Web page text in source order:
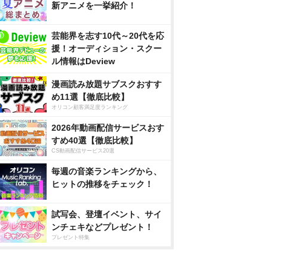
新アニメを一挙紹介！
芸能界を志す10代～20代を応
援！オーディション・スクー
ル情報はDeview
漫画読み放題サブスクおすす
め11選【徹底比較】
オリコン顧客満足度ランキング
2026年動画配信サービスおす
すめ40選【徹底比較】
CS動画配信サービス20選
毎週の音楽ランキングから、
ヒットの推移をチェック！
試写会、登壇イベント、サイ
ンチェキなどプレゼント！
プレゼント特集